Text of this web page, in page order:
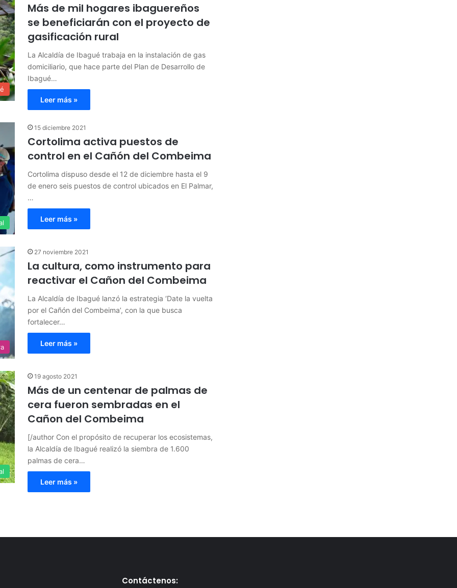
Más de mil hogares ibaguereños
se beneficiarán con el proyecto de
gasificación rural
La Alcaldía de Ibagué trabaja en la instalación de gas
domiciliario, que hace parte del Plan de Desarrollo de
Ibagué…
Leer más »
15 diciembre 2021
Cortolima activa puestos de
control en el Cañón del Combeima
Cortolima dispuso desde el 12 de diciembre hasta el 9
de enero seis puestos de control ubicados en El Palmar,
…
Leer más »
27 noviembre 2021
La cultura, como instrumento para
reactivar el Cañon del Combeima
La Alcaldía de Ibagué lanzó la estrategia ‘Date la vuelta
por el Cañón del Combeima’, con la que busca
fortalecer…
Leer más »
19 agosto 2021
Más de un centenar de palmas de
cera fueron sembradas en el
Cañon del Combeima
[/author Con el propósito de recuperar los ecosistemas,
la Alcaldía de Ibagué realizó la siembra de 1.600
palmas de cera…
Leer más »
Contáctenos: